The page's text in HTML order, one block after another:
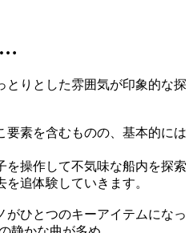
とりとした雰囲気が印象的な探
要素を含むものの、基本的には
を操作して不気味な船内を探索
追体験していきます。
ひとつのキーアイテムになっ